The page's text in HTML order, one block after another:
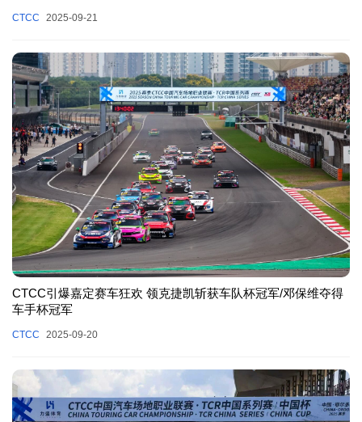
CTCC 2025-09-21
CTCC引爆嘉定赛车狂欢 领克捷凯斩获车队杯冠军/邓保维夺得
车手杯冠军
CTCC 2025-09-20